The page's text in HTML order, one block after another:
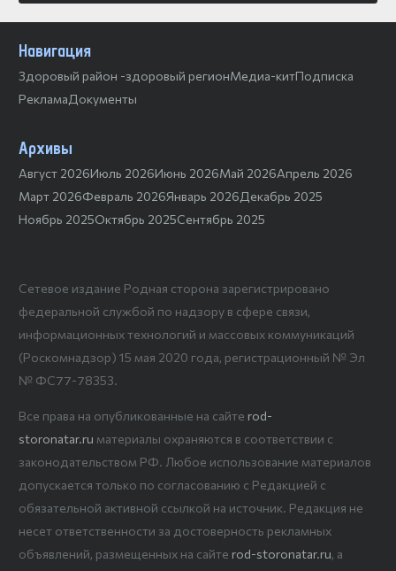
Навигация
Здоровый район -здоровый регионМедиа-китПодписка
РекламаДокументы
Архивы
Август 2026Июль 2026Июнь 2026Май 2026Апрель 2026
Март 2026Февраль 2026Январь 2026Декабрь 2025
Ноябрь 2025Октябрь 2025Сентябрь 2025
Сетевое издание Родная сторона зарегистрировано
федеральной службой по надзору в сфере связи,
информационных технологий и массовых коммуникаций
(Роскомнадзор) 15 мая 2020 года, регистрационный № Эл
№ ФС77-78353.
Все права на опубликованные на сайте rod-
storonatar.ru материалы охраняются в соответствии с
законодательством РФ. Любое использование материалов
допускается только по согласованию с Редакцией с
обязательной активной ссылкой на источник. Редакция не
несет ответственности за достоверность рекламных
объявлений, размещенных на сайте rod-storonatar.ru, а